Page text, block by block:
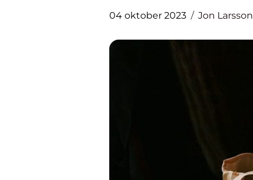
04 oktober 2023 Jon Larsson